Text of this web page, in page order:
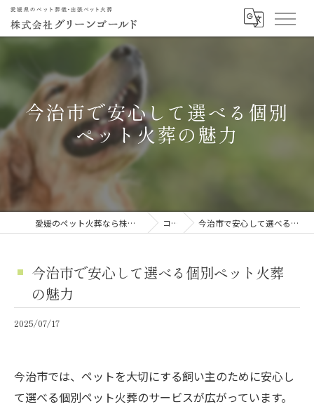
今治市で安心して選べる個別
ペット火葬の魅力
愛媛のペット火葬なら株式会社グリーンゴールド コラム 今治市で安心して選べる個別ペット火葬の魅力
今治市で安心して選べる個別ペット火葬
の魅力
2025/07/17
今治市では、ペットを大切にする飼い主のために安心し
て選べる個別ペット火葬のサービスが広がっています。